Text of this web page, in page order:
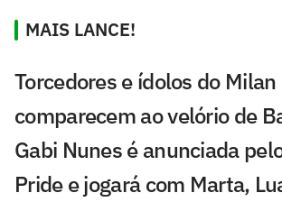
MAIS LANCE!
Torcedores e ídolos do Milan
comparecem ao velório de
Gabi Nunes é anunciada
Pride e jogará com Marta,